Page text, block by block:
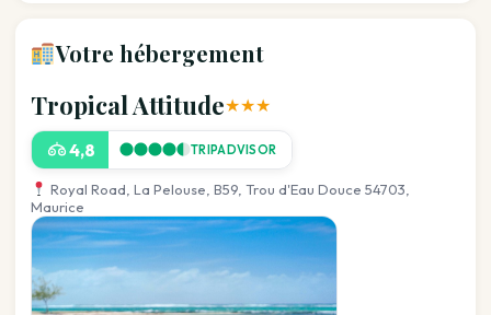
Votre hébergement
Tropical Attitude★★★
4,8 TRIPADVISOR
Royal Road, La Pelouse, B59, Trou d'Eau Douce 54703,
Maurice